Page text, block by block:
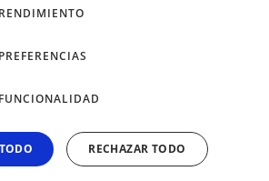
RECHAZAR TODO